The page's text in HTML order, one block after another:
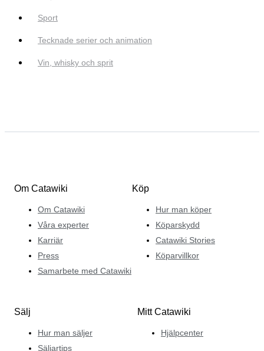
Sport
Tecknade serier och animation
Vin, whisky och sprit
Om Catawiki
Om Catawiki
Våra experter
Karriär
Press
Samarbete med Catawiki
Köp
Hur man köper
Köparskydd
Catawiki Stories
Köparvillkor
Sälj
Hur man säljer
Säljartips
Mitt Catawiki
Hjälpcenter